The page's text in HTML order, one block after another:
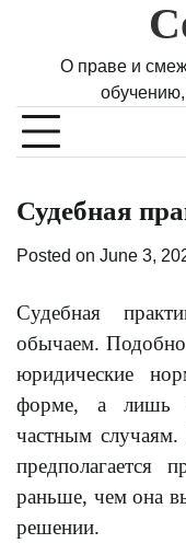
О праве и
Судебная
Posted on June 3,
Судебная
обычаем.
юридические
форме, а лишь
частным
предполагается
раньше, чем она
решении.